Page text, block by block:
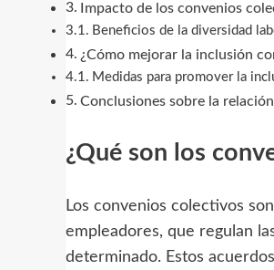
Impacto de los convenios
Beneficios de la diversidad
¿Cómo mejorar la inclusión
Medidas para promover la
Conclusiones sobre la
¿Qué son los
Los convenios colectivos
empleadores, que regulan
determinado. Estos